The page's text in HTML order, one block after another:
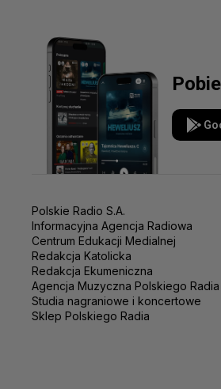
Polskie Radio S.A.
Informacyjna Agencja Radiowa
Centrum Edukacji Medialnej
Redakcja Katolicka
Redakcja Ekumeniczna
Agencja Muzyczna Polskiego Radia
Studia nagraniowe i koncertowe
Sklep Polskiego Radia